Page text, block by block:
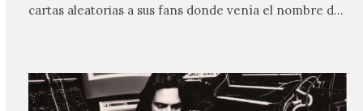
cartas aleatorias a sus fans donde venía el nombre de